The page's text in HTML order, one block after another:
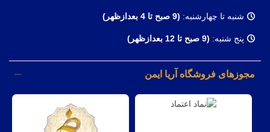
شنبه تا چهارشنبه: (9 صبح تا 4 بعدازظهر)
پنج شنبه: (9 صبح تا 12 بعدازظهر)
مجوزهای فروشگاه آریا ایمن